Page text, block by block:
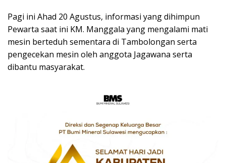
Pagi ini Ahad 20 Agustus, informasi yang dihimpun
Pewarta saat ini KM. Manggala yang mengalami mati
mesin berteduh sementara di Tambolongan serta
pengecekan mesin oleh anggota Jagawana serta
dibantu masyarakat.